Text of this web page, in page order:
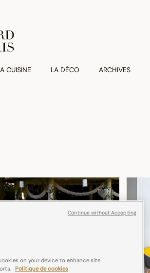
CUISINE LA DÉCO ARCHIVES
on your device to enhance site
Politique de cookies
Continue without Accepting